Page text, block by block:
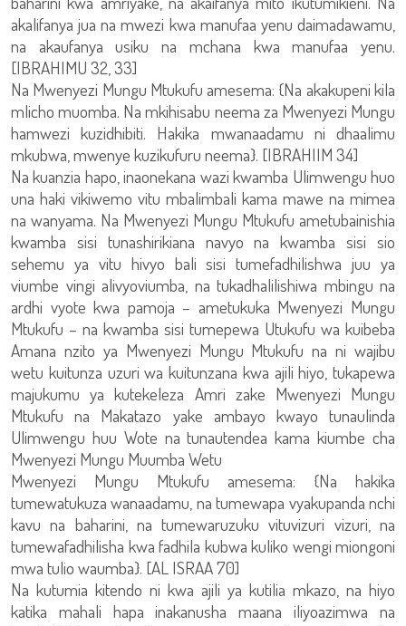
akalifanya jua na mwezi kwa manufaa yenu daimadawamu,
na akaufanya usiku na mchana kwa manufaa yenu.
[IBRAHIMU 32, 33]
Na Mwenyezi Mungu Mtukufu amesema: {Na akakupeni kila
mlicho muomba. Na mkihisabu neema za Mwenyezi Mungu
hamwezi kuzidhibiti. Hakika mwanaadamu ni dhaalimu
mkubwa, mwenye kuzikufuru neema}. [IBRAHIIM 34]
Na kuanzia hapo, inaonekana wazi kwamba Ulimwengu huo
una haki vikiwemo vitu mbalimbali kama mawe na mimea
na wanyama. Na Mwenyezi Mungu Mtukufu ametubainishia
kwamba sisi tunashirikiana navyo na kwamba sisi sio
sehemu ya vitu hivyo bali sisi tumefadhilishwa juu ya
viumbe vingi alivyoviumba, na tukadhalilishiwa mbingu na
ardhi vyote kwa pamoja – ametukuka Mwenyezi Mungu
Mtukufu – na kwamba sisi tumepewa Utukufu wa kuibeba
Amana nzito ya Mwenyezi Mungu Mtukufu na ni wajibu
wetu kuitunza uzuri wa kuitunzana kwa ajili hiyo, tukapewa
majukumu ya kutekeleza Amri zake Mwenyezi Mungu
Mtukufu na Makatazo yake ambayo kwayo tunaulinda
Ulimwengu huu Wote na tunautendea kama kiumbe cha
Mwenyezi Mungu Muumba Wetu
Mwenyezi Mungu Mtukufu amesema: {Na hakika
tumewatukuza wanaadamu, na tumewapa vyakupanda nchi
kavu na baharini, na tumewaruzuku vituvizuri vizuri, na
tumewafadhilisha kwa fadhila kubwa kuliko wengi miongoni
mwa tulio waumba}. [AL ISRAA 70]
Na kutumia kitendo ni kwa ajili ya kutilia mkazo, na hiyo
katika mahali hapa inakanusha maana iliyoazimwa na